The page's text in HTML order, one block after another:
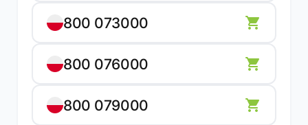
800 073000
800 076000
800 079000